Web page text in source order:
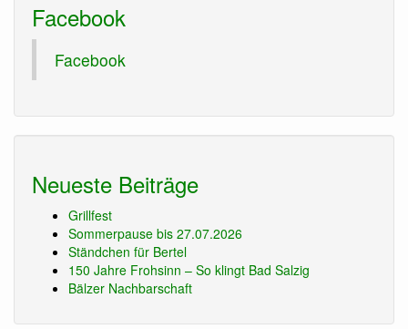
Facebook
Facebook
Neueste Beiträge
Grillfest
Sommerpause bis 27.07.2026
Ständchen für Bertel
150 Jahre Frohsinn – So klingt Bad Salzig
Bälzer Nachbarschaft